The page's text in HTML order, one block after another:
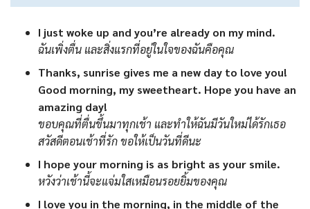
I just woke up and you’re already on my mind.
ฉันเพิ่งตื่น และสิ่งแรกที่อยู่ในใจของฉันคือคุณ
Thanks, sunrise gives me a new day to love you!
Good morning, my sweetheart. Hope you have an
amazing day!
ขอบคุณที่ตื่นขึ้นมาทุกเช้า และทำให้ฉันมีวันใหม่ได้รักเธอ
สวัสดีตอนเช้าที่รัก ขอให้เป็นวันที่ดีนะ
I hope your morning is as bright as your smile.
หวังว่าเช้านี้จะแจ่มใสเหมือนรอยยิ้มของคุณ
I love you in the morning, in the middle of the